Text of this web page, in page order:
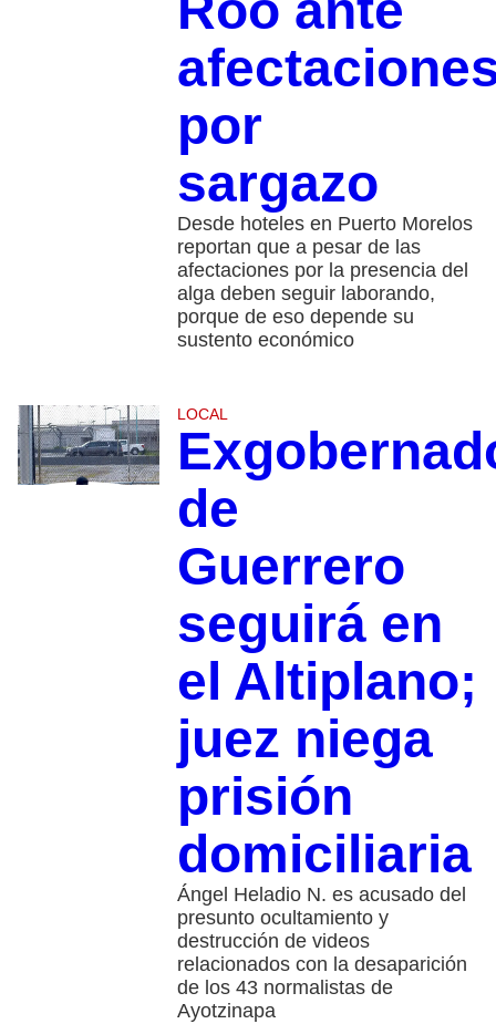
por
sargazo
Desde hoteles en Puerto Morelos
reportan que a pesar de las
afectaciones por la presencia del
alga deben seguir laborando,
porque de eso depende su
sustento económico
LOCAL
de
Guerrero
seguirá en
el Altiplano;
juez niega
prisión
domiciliaria
Ángel Heladio N. es acusado del
presunto ocultamiento y
destrucción de videos
relacionados con la desaparición
de los 43 normalistas de
Ayotzinapa